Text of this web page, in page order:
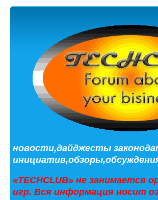
новости,дайджесты
«TECHCLUB» не занимается
игр. Вся информация носит